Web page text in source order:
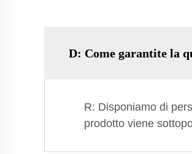
D: Come garantite la
R: Disponiamo di
prodotto viene